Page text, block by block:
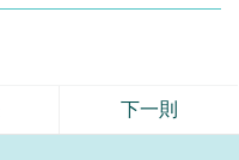
下一則